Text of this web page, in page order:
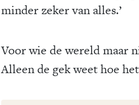
minder zeker van alles.’
Voor wie de wereld maar
Alleen de gek weet hoe